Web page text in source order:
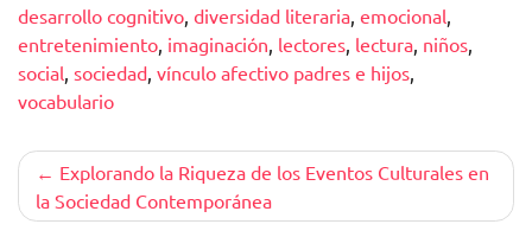
desarrollo cognitivo, diversidad literaria, emocional,
entretenimiento, imaginación, lectores, lectura, niños,
social, sociedad, vínculo afectivo padres e hijos,
vocabulario
Navegación
de
Explorando la Riqueza de los Eventos Culturales en
la Sociedad Contemporánea